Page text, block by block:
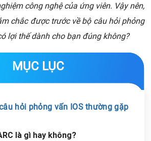
công nghệ của ứng viên. Vậy nên,
chắc được trước về bộ câu hỏi phỏng
lợi thế dành cho bạn đúng không?
MỤC LỤC
hỏi phỏng vấn IOS thường gặp
là gì hay không?